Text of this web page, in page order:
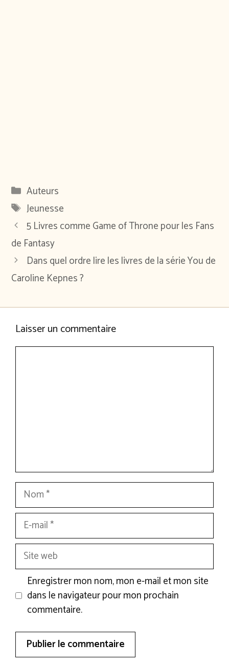
Catégories
Auteurs
Étiquettes
Jeunesse
5 Livres comme Game of Throne pour les Fans
de Fantasy
Dans quel ordre lire les livres de la série You de
Caroline Kepnes ?
Laisser un commentaire
Nom
mail
Site
web
Enregistrer mon nom, mon e-mail et mon site
dans le navigateur pour mon prochain
commentaire.